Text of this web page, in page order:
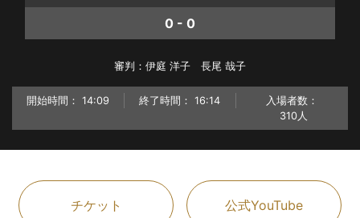
0 - 0
審判：伊庭 洋子 長尾 哉子
開始時間： 14:09 終了時間： 16:14
入場者数：
310人
チケット 公式YouTube